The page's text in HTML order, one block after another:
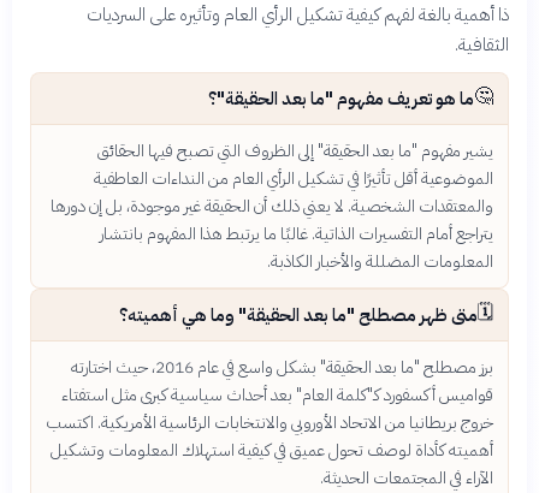
ذا أهمية بالغة لفهم كيفية تشكيل الرأي العام وتأثيره على السرديات
الثقافية.
🤔ما هو تعريف مفهوم "ما بعد الحقيقة"؟
يشير مفهوم "ما بعد الحقيقة" إلى الظروف التي تصبح فيها الحقائق
الموضوعية أقل تأثيرًا في تشكيل الرأي العام من النداءات العاطفية
والمعتقدات الشخصية. لا يعني ذلك أن الحقيقة غير موجودة، بل إن دورها
يتراجع أمام التفسيرات الذاتية. غالبًا ما يرتبط هذا المفهوم بانتشار
المعلومات المضللة والأخبار الكاذبة.
🗓️متى ظهر مصطلح "ما بعد الحقيقة" وما هي أهميته؟
برز مصطلح "ما بعد الحقيقة" بشكل واسع في عام 2016، حيث اختارته
قواميس أكسفورد كـ"كلمة العام" بعد أحداث سياسية كبرى مثل استفتاء
خروج بريطانيا من الاتحاد الأوروبي والانتخابات الرئاسية الأمريكية. اكتسب
أهميته كأداة لوصف تحول عميق في كيفية استهلاك المعلومات وتشكيل
الآراء في المجتمعات الحديثة.